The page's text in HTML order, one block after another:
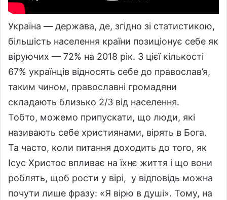
Україна — держава, де, згідно зі статистикою,
більшість населення країни позиціонує себе як
віруючих — 72% на 2018 рік. З цієї кількості
67% українців відносять себе до православ’я,
таким чином, православні громадяни
складають близько 2/3 від населення.
Тобто, можемо припускати, що люди, які
називають себе християнами, вірять в Бога.
Та часто, коли питання доходить до того, як
Ісус Христос впливає на їхнє життя і що вони
роблять, щоб рости у вірі, у відповідь можна
почути лише фразу: «Я вірю в душі». Тому, на